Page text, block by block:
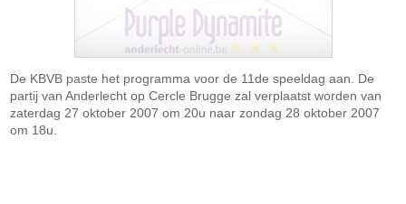
De KBVB paste het programma voor de 11de speeldag aan. De
partij van Anderlecht op Cercle Brugge zal verplaatst worden van
zaterdag 27 oktober 2007 om 20u naar zondag 28 oktober 2007
om 18u.